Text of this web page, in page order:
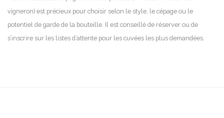
vigneron) est précieux pour choisir selon le style, le cépage ou le
potentiel de garde de la bouteille. Il est conseillé de réserver ou de
s’inscrire sur les listes d’attente pour les cuvées les plus demandées.